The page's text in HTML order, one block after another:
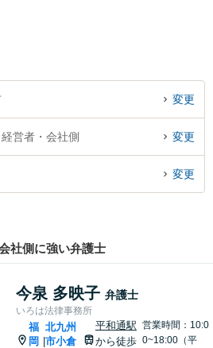
変更
営者・会社側 変更
変更
社側に強い弁護士
今泉 多映子 弁護士
いろは法律事務所
福
岡
北九州
市小倉
平和通駅
から徒歩
営業時間：10:0
0~18:00（平